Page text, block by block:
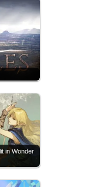
in Wonder